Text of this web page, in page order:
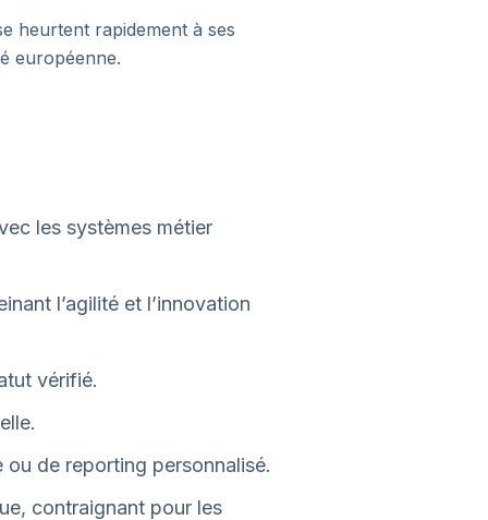
heurtent rapidement à ses
européenne.
les systèmes métier
l’agilité et l’innovation
vérifié.
de reporting personnalisé.
contraignant pour les